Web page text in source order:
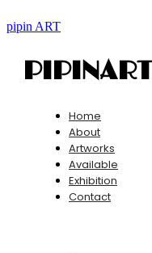
pipin ART
PIPINART
Home
About
Artworks
Available
Exhibition
Contact